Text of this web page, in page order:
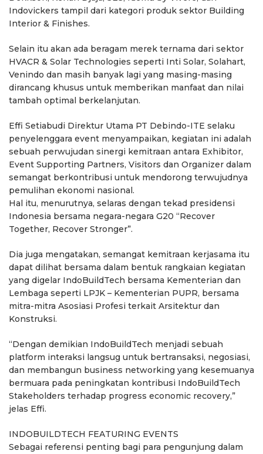
Indovickers tampil dari kategori produk sektor Building
Interior & Finishes.
Selain itu akan ada beragam merek ternama dari sektor
HVACR & Solar Technologies seperti Inti Solar, Solahart,
Venindo dan masih banyak lagi yang masing-masing
dirancang khusus untuk memberikan manfaat dan nilai
tambah optimal berkelanjutan.
Effi Setiabudi Direktur Utama PT Debindo-ITE selaku
penyelenggara event menyampaikan, kegiatan ini adalah
sebuah perwujudan sinergi kemitraan antara Exhibitor,
Event Supporting Partners, Visitors dan Organizer dalam
semangat berkontribusi untuk mendorong terwujudnya
pemulihan ekonomi nasional.
Hal itu, menurutnya, selaras dengan tekad presidensi
Indonesia bersama negara-negara G20 “Recover
Together, Recover Stronger”.
Dia juga mengatakan, semangat kemitraan kerjasama itu
dapat dilihat bersama dalam bentuk rangkaian kegiatan
yang digelar IndoBuildTech bersama Kementerian dan
Lembaga seperti LPJK – Kementerian PUPR, bersama
mitra-mitra Asosiasi Profesi terkait Arsitektur dan
Konstruksi.
“Dengan demikian IndoBuildTech menjadi sebuah
platform interaksi langsug untuk bertransaksi, negosiasi,
dan membangun business networking yang kesemuanya
bermuara pada peningkatan kontribusi IndoBuildTech
Stakeholders terhadap progress economic recovery,”
jelas Effi.
INDOBUILDTECH FEATURING EVENTS
Sebagai referensi penting bagi para pengunjung dalam